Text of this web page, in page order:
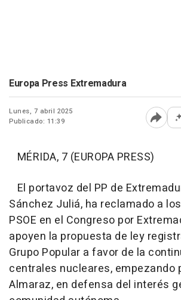
Europa Press Extremadura
Lunes, 7 abril 2025
Publicado: 11:39
Abrir
MÉRIDA, 7 (EUROPA PRESS)
El portavoz del PP de
Sánchez Juliá, ha reclamado a
PSOE en el Congreso por
apoyen la propuesta de ley
Grupo Popular a favor de la
centrales nucleares, empezando
Almaraz, en defensa del interés